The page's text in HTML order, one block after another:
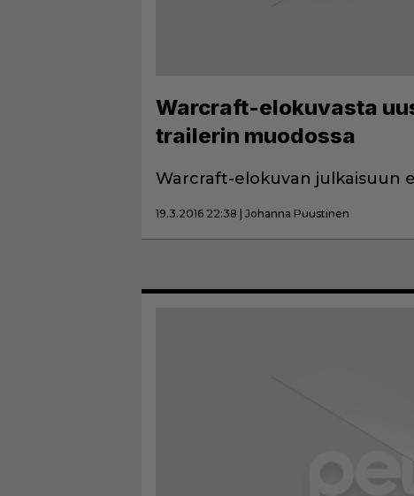
Warcraft-elokuvasta
trailerin muodossa
Warcraft-elokuvan julkaisuun
19.3.2016 22:38 | Johanna Puustinen